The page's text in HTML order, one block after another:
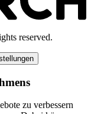
reserved.
zu verbessern